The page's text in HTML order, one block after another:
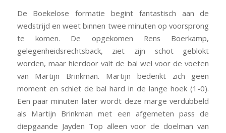
De Boekelose formatie begint fantastisch aan de
wedstrijd en weet binnen twee minuten op voorsprong
te komen. De opgekomen Rens Boerkamp,
gelegenheidsrechtsback, ziet zijn schot geblokt
worden, maar hierdoor valt de bal wel voor de voeten
van Martijn Brinkman. Martijn bedenkt zich geen
moment en schiet de bal hard in de lange hoek (1-0).
Een paar minuten later wordt deze marge verdubbeld
als Martijn Brinkman met een afgemeten pass de
diepgaande Jayden Top alleen voor de doelman van